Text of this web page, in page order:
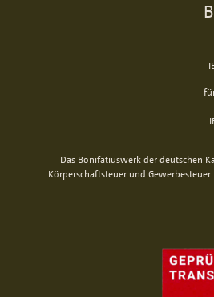
Das Bonifatiuswerk der deutschen
Körperschaftsteuer und